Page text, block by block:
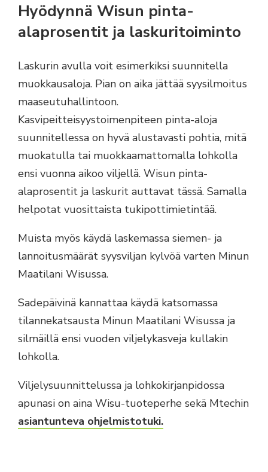
Hyödynnä Wisun pinta-
alaprosentit ja laskuritoiminto
Laskurin avulla voit esimerkiksi suunnitella
muokkausaloja. Pian on aika jättää syysilmoitus
maaseutuhallintoon.
Kasvipeitteisyystoimenpiteen pinta-aloja
suunnitellessa on hyvä alustavasti pohtia, mitä
muokatulla tai muokkaamattomalla lohkolla
ensi vuonna aikoo viljellä. Wisun pinta-
alaprosentit ja laskurit auttavat tässä. Samalla
helpotat vuosittaista tukipottimietintää.
Muista myös käydä laskemassa siemen- ja
lannoitusmäärät syysviljan kylvöä varten Minun
Maatilani Wisussa.
Sadepäivinä kannattaa käydä katsomassa
tilannekatsausta Minun Maatilani Wisussa ja
silmäillä ensi vuoden viljelykasveja kullakin
lohkolla.
Viljelysuunnittelussa ja lohkokirjanpidossa
apunasi on aina Wisu-tuoteperhe sekä Mtechin
asiantunteva ohjelmistotuki.